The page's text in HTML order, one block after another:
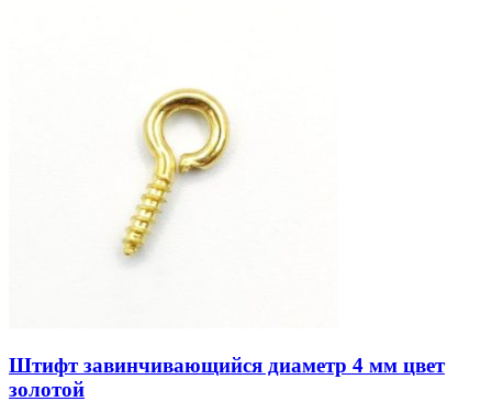
Штифт завинчивающийся диаметр 4 мм цвет
золотой